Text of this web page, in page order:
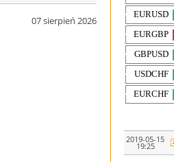
07 sierpień 2026
2019-05-15
19:25